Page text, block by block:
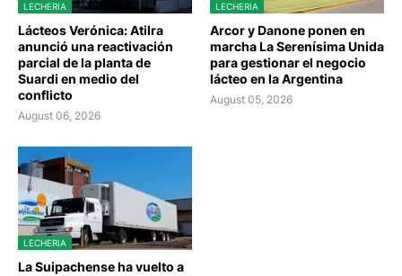
LECHERIA
Lácteos Verónica: Atilra
anunció una reactivación
parcial de la planta de
Suardi en medio del
conflicto
August 06, 2026
LECHERIA
Arcor y Danone ponen en
marcha La Serenísima Unida
para gestionar el negocio
lácteo en la Argentina
August 05, 2026
LECHERIA
La Suipachense ha vuelto a